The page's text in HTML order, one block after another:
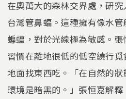
在奧萬大的森林交界處，研
台灣管鼻蝠。這種擁有像水
蝙蝠，對於光線極為敏感。
習慣在離地很低的低空繞行
地面找東西吃。「在自然的
環境是暗黑的。」張恒嘉解